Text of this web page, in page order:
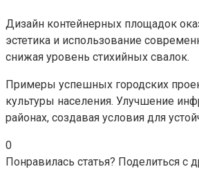
Дизайн контейнерных площадок
эстетика и использование
снижая уровень стихийных свалок.
Примеры успешных городских
культуры населения. Улучшение
районах, создавая условия для
0
Понравилась статья? Поделиться с